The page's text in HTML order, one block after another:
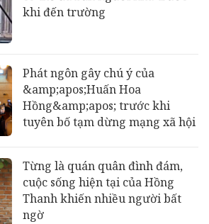
khi đến trường
Phát ngôn gây chú ý của
&amp;apos;Huấn Hoa
Hồng&amp;apos; trước khi
tuyên bố tạm dừng mạng xã hội
Từng là quán quân đình đám,
cuộc sống hiện tại của Hồng
Thanh khiến nhiều người bất
ngờ